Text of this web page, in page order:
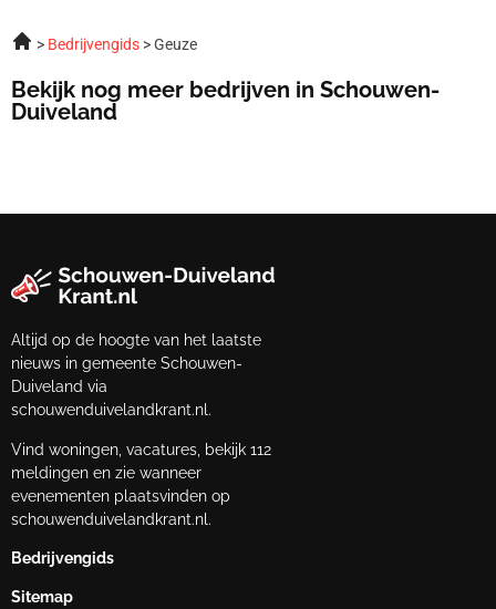
Bedrijvengids Geuze
Bekijk nog meer bedrijven in Schouwen-
Duiveland
Altijd op de hoogte van het laatste
nieuws in gemeente Schouwen-
Duiveland via
schouwenduivelandkrant.nl.
Vind woningen, vacatures, bekijk 112
meldingen en zie wanneer
evenementen plaatsvinden op
schouwenduivelandkrant.nl.
Bedrijvengids
Sitemap